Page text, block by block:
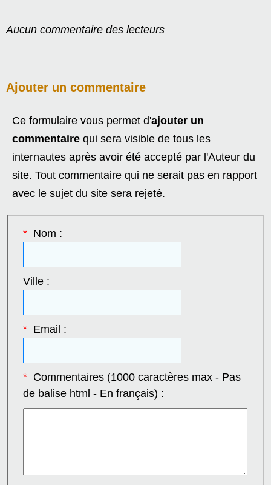
Aucun commentaire des lecteurs
Ajouter un commentaire
Ce formulaire vous permet d'ajouter un
commentaire qui sera visible de tous les
internautes après avoir été accepté par l'Auteur du
site. Tout commentaire qui ne serait pas en rapport
avec le sujet du site sera rejeté.
*Nom :
Ville :
*Email :
*Commentaires (1000 caractères max - Pas
de balise html - En français) :